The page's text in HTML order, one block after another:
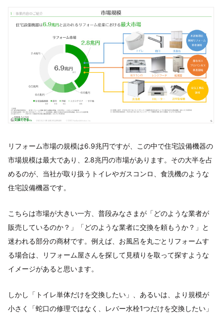
リフォーム市場の規模は6.9兆円ですが、この中で住宅設備機器の
市場規模は最大であり、2.8兆円の市場があります。その大半を占
めるのが、当社が取り扱うトイレやガスコンロ、食洗機のような
住宅設備機器です。
こちらは市場が大きい一方、普段みなさまが「どのような業者が
販売しているのか？」「どのような業者に交換を頼もうか？」と
迷われる部分の商材です。例えば、お風呂を丸ごとリフォームす
る場合は、リフォーム屋さんを探して見積りを取って探すような
イメージがあると思います。
しかし「トイレ単体だけを交換したい」、あるいは、より規模が
小さく「蛇口の修理ではなく、レバー水栓1つだけを交換したい」